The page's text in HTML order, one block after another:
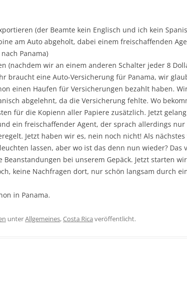
(der Beamte kein Englisch und ich kein
am Auto abgeholt, dabei einem freischaffenden
Panama)
(nachdem wir an einem anderen Schalter jeder 8
braucht eine Auto-Versicherung für Panama, wir
einen Haufen für Versicherungen bezahlt haben.
abgelehnt, da die Versicherung fehlte. Wo
für die Kopienn aller Papiere zusätzlich. Jetzt
ein freischaffender Agent, der sprach allerdings
Jetzt haben wir es, nein noch nicht! Als
lassen, aber wo ist das denn nun wieder?
bei unserem Gepäck. Jetzt starten
keine Nachfragen dort, nur schön langsam durch
in Panama.
unterAllgemeines,Costa Rica veröffentlicht.